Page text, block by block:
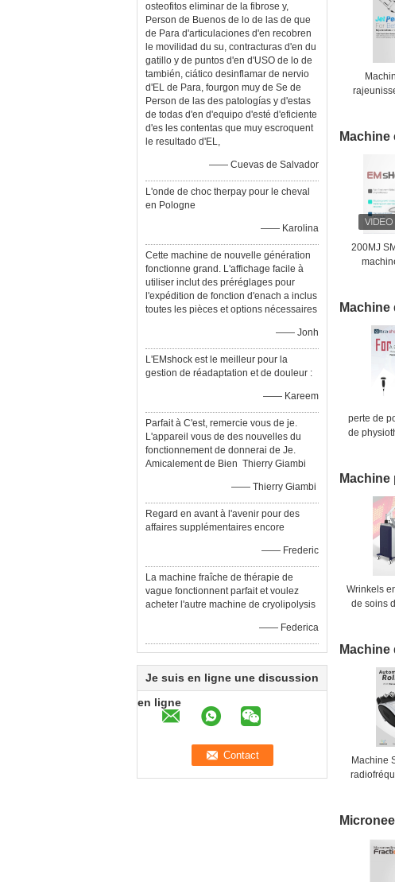
osteofitos eliminar de la fibrose y,
Person de Buenos de lo de las de que
de Para d'articulaciones d'en recobren
le movilidad du su, contracturas d'en du
gatillo y de puntos d'en d'USO de lo de
también, ciático desinflamar de nervio
d'EL de Para, fourgon muy de Se de
Person de las des patologías y d'estas
de todas d'en d'equipo d'esté d'eficiente
d'es les contentas que muy escroquent
le resultado d'EL,
—— Cuevas de Salvador
L'onde de choc therpay pour le cheval
en Pologne
—— Karolina
Cette machine de nouvelle génération
fonctionne grand. L'affichage facile à
utiliser inclut des préréglages pour
l'expédition de fonction d'enach a inclus
toutes les pièces et options nécessaires
—— Jonh
L'EMshock est le meilleur pour la
gestion de réadaptation et de douleur :
—— Kareem
Parfait à C'est, remercie vous de je.
L'appareil vous de des nouvelles du
fonctionnement de donnerai de Je.
Amicalement de Bien Thierry Giambi
—— Thierry Giambi
Regard en avant à l'avenir pour des
affaires supplémentaires encore
—— Frederic
La machine fraîche de thérapie de
vague fonctionnent parfait et voulez
acheter l'autre machine de cryolipolysis
—— Federica
Je suis en ligne une discussion
en ligne
200MJ
perte de
de
Wrinkels
de soins
de
Machine